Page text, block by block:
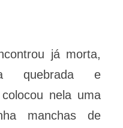
já morta,
quebrada e
nela uma
manchas de